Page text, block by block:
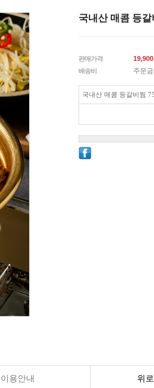
국내산 매콤 등
판매가격 19,900
배송비
주문
국내산 매콤 등갈비찜
이용안내 위